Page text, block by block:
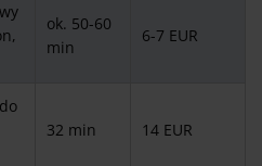
ok. 50-60
min
6-7 EUR
32 min 14 EUR